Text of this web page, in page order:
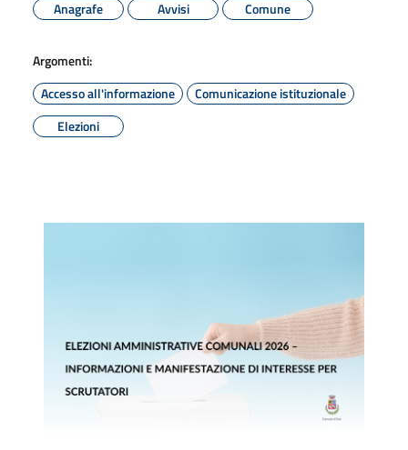
Anagrafe
Avvisi Comune
Argomenti:
Accesso all'informazione
Comunicazione istituzionale
Elezioni